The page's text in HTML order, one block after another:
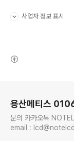
사업자 정보 표시
용산메티스
문의 카카오톡 NOTELCD , ☏ 02)701-9925 . skype &
email :